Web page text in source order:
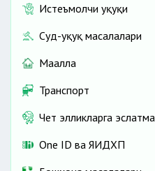
Истеъмолчи ҳуқуқи
Суд-ҳуқуқ масалалари
Маҳалла
Транспорт
Чет элликларга эслатма
One ID ва ЯИДХП